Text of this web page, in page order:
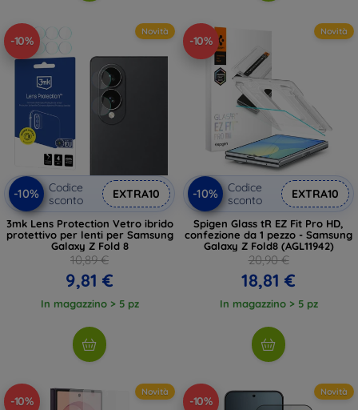
-10%
Novità
-10%
Codice
sconto
EXTRA10
3mk Lens Protection Vetro ibrido
protettivo per lenti per Samsung
Galaxy Z Fold 8
10,89 €
9,81 €
In magazzino > 5 pz
-10%
Novità
-10%
Codice
sconto
EXTRA10
Spigen Glass tR EZ Fit Pro HD,
confezione da 1 pezzo - Samsung
Galaxy Z Fold8 (AGL11942)
20,90 €
18,81 €
In magazzino > 5 pz
-10%
Novità
-10%
Novità